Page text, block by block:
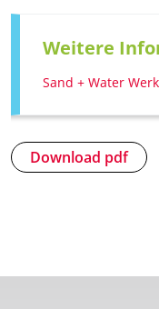
Weitere
Sand + Water
Download pdf